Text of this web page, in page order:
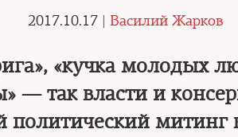
2017.10.17 | Василий Жарков
«кучка молодых
— так власти и
политический